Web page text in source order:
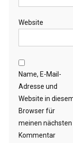
Website
Name, E-Mail-
Adresse und
Website in
Browser für
meinen nächsten
Kommentar